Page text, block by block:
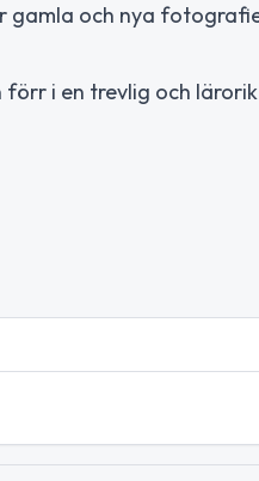
gamla och nya
i en trevlig och